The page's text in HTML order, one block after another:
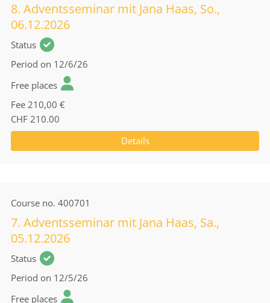
8. Adventsseminar mit Jana Haas, So.,
06.12.2026
Status
Period on 12/6/26
Free places
Fee 210,00 €
CHF 210.00
Details
Course no. 400701
7. Adventsseminar mit Jana Haas, Sa.,
05.12.2026
Status
Period on 12/5/26
Free places